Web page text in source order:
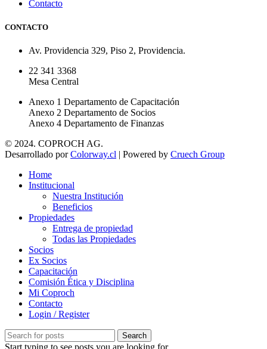
Contacto
CONTACTO
Av. Providencia 329, Piso 2, Providencia.
22 341 3368
Mesa Central
Anexo 1 Departamento de Capacitación
Anexo 2 Departamento de Socios
Anexo 4 Departamento de Finanzas
© 2024. COPROCH AG.
Desarrollado porColorway.cl | Powered by Cruech Group
Home
Institucional
Nuestra Institución
Beneficios
Propiedades
Entrega de propiedad
Todas las Propiedades
Socios
Ex Socios
Capacitación
Comisión Ética y Disciplina
Mi Coproch
Contacto
Login / Register
Search
Start typing to see posts you are looking for.